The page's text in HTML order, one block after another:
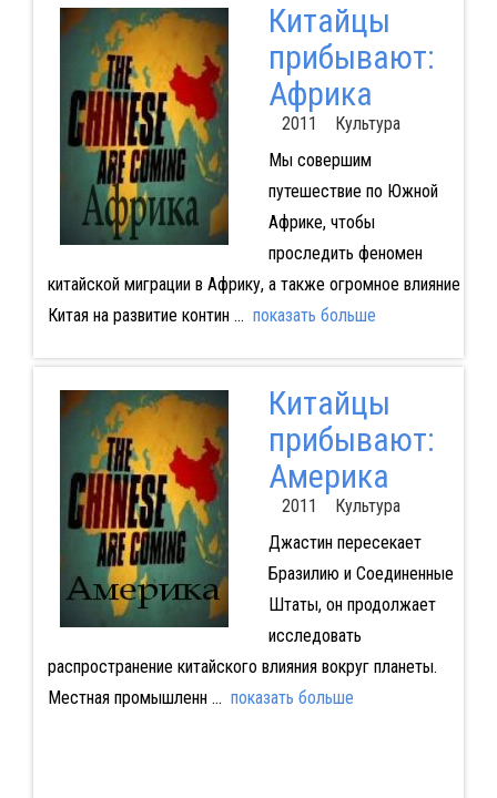
Китайцы
прибывают:
Африка
2011 Культура
Мы совершим
путешествие по Южной
Африке, чтобы
проследить феномен
китайской миграции в Африку, а также огромное влияние
Китая на развитие контин... показать больше
Китайцы
прибывают:
Америка
2011 Культура
Джастин пересекает
Бразилию и Соединенные
Штаты, он продолжает
исследовать
распространение китайского влияния вокруг планеты.
Местная промышленн... показать больше